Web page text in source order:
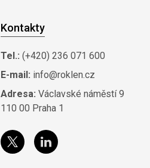
Kontakty
Tel.: (+420) 236 071 600
E-mail: info@roklen.cz
Adresa: Václavské náměstí 9
110 00 Praha 1